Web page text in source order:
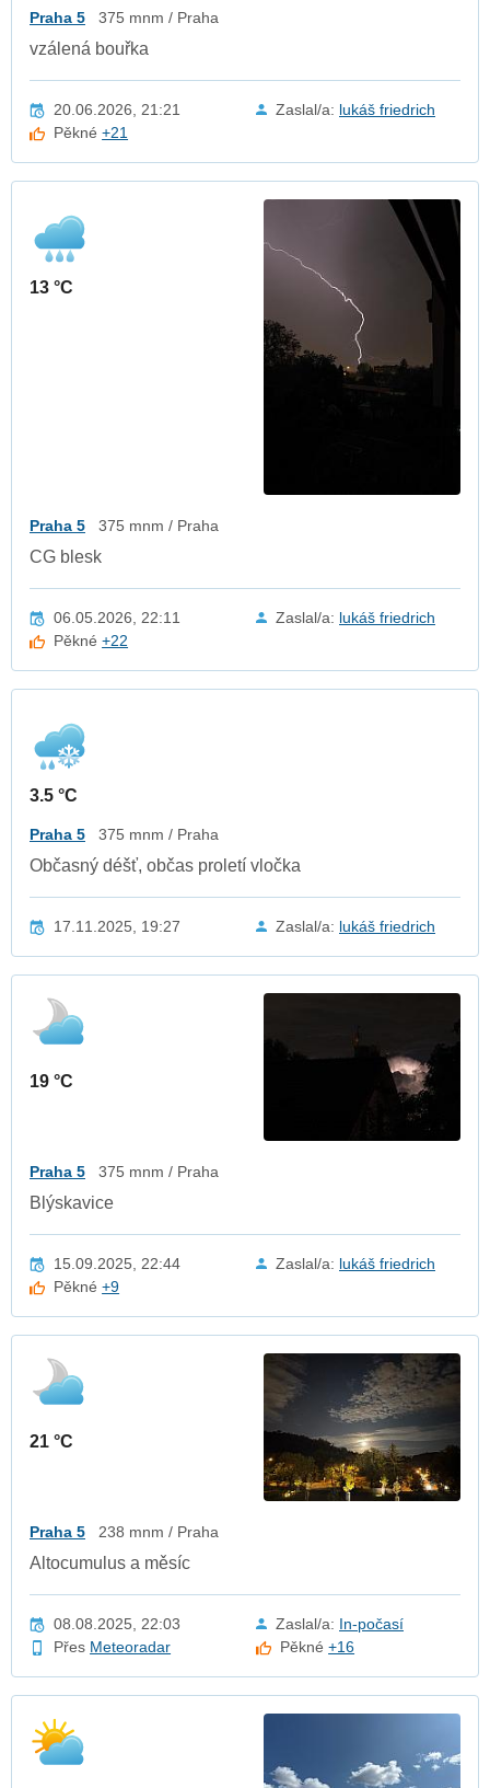
Praha 5 375 mnm / Praha
vzálená bouřka
20.06.2026, 21:21 Zaslal/a: lukáš friedrich
Pěkné+21
13 °C
Praha 5 375 mnm / Praha
CG blesk
06.05.2026, 22:11 Zaslal/a: lukáš friedrich
Pěkné+22
3.5 °C
Praha 5 375 mnm / Praha
Občasný déšť, občas proletí vločka
17.11.2025, 19:27 Zaslal/a: lukáš friedrich
19 °C
Praha 5 375 mnm / Praha
Blýskavice
15.09.2025, 22:44 Zaslal/a: lukáš friedrich
Pěkné+9
21 °C
Praha 5 238 mnm / Praha
Altocumulus a měsíc
08.08.2025, 22:03 Zaslal/a: In-počasí
Přes Meteoradar Pěkné+16